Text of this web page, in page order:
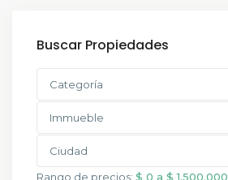
Buscar Propiedades
Categoría
Immueble
Ciudad
Rango de precios: $ 0 a $ 1.500.000